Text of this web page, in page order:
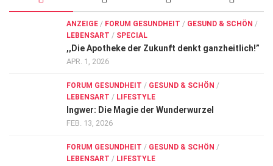
ANZEIGE / FORUM GESUNDHEIT / GESUND & SCHÖN /
LEBENSART / SPECIAL
,,Die Apotheke der Zukunft denkt ganzheitlich!”
APR. 1, 2026
FORUM GESUNDHEIT / GESUND & SCHÖN /
LEBENSART / LIFESTYLE
Ingwer: Die Magie der Wunderwurzel
FEB. 13, 2026
FORUM GESUNDHEIT / GESUND & SCHÖN /
LEBENSART / LIFESTYLE